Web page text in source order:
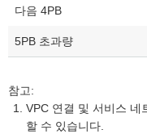
다음 4PB
5PB 초과량
참고:
VPC 연결 및 서비스 네
할 수 있습니다.